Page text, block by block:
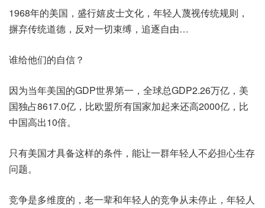
1968年的美国，盛行嬉皮士文化，年轻人蔑视传统规则，
摒弃传统道德，反对一切束缚，追逐自由…
谁给他们的自信？
因为当年美国的GDP世界第一，全球总GDP2.26万亿，美
国独占8617.0亿，比欧盟所有国家加起来还高2000亿，比
中国高出10倍。
只有美国才具备这样的条件，能让一群年轻人不必担心生存
问题。
竞争是多维度的，老一辈和年轻人的竞争从未停止，年轻人